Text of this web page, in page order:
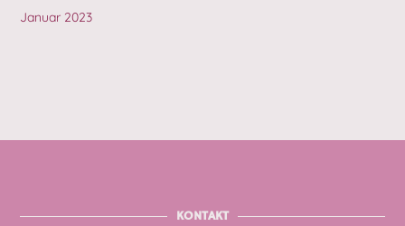
Januar 2023
KONTAKT